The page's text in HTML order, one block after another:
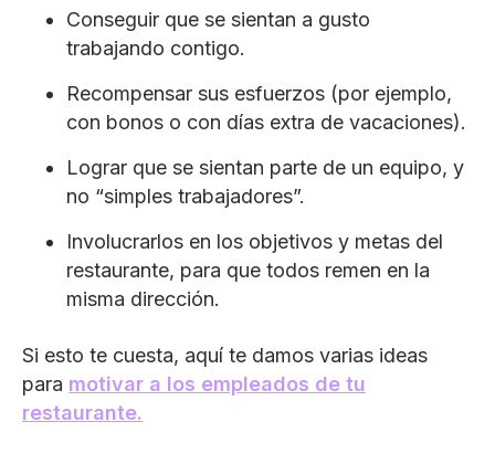
Conseguir que se sientan a gusto
trabajando contigo.
Recompensar sus esfuerzos (por ejemplo,
con bonos o con días extra de vacaciones).
Lograr que se sientan parte de un equipo, y
no “simples trabajadores”.
Involucrarlos en los objetivos y metas del
restaurante, para que todos remen en la
misma dirección.
Si esto te cuesta, aquí te damos varias ideas
para motivar a los empleados de tu
restaurante.